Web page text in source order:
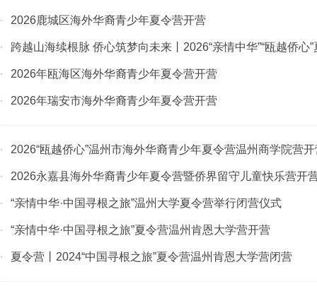
· 2026鹿城区海外华裔青少年夏令营开营
· 跨越山海续根脉 侨心筑梦向未来丨2026“亲情中华”“瓯越侨心
· 2026年瓯海区海外华裔青少年夏令营开营
· 2026年瑞安市海外华裔青少年夏令营开营
· 2026“瓯越侨心”温州市海外华裔青少年夏令营温州商学院营
· 2026永嘉县海外华裔青少年夏令营暨侨界留守儿童快乐营开
· “亲情中华·中国寻根之旅”温州大学夏令营举行闭营仪式
· “亲情中华·中国寻根之旅”夏令营温州肯恩大学营开营
· 夏令营丨2024“中国寻根之旅”夏令营温州肯恩大学营闭营